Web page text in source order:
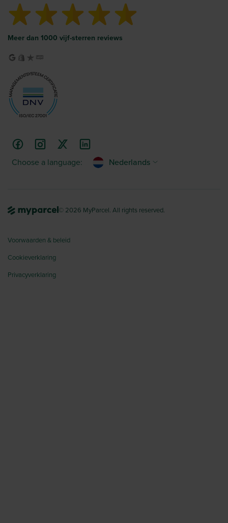
Meer dan 1000 vijf-sterren reviews
Choose a language: Nederlands
© 2026 MyParcel. All rights reserved.
Voorwaarden & beleid
Cookieverklaring
Privacyverklaring